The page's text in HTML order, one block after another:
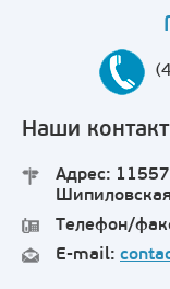
Наши
Адрес:
Телефон/
E-mail: